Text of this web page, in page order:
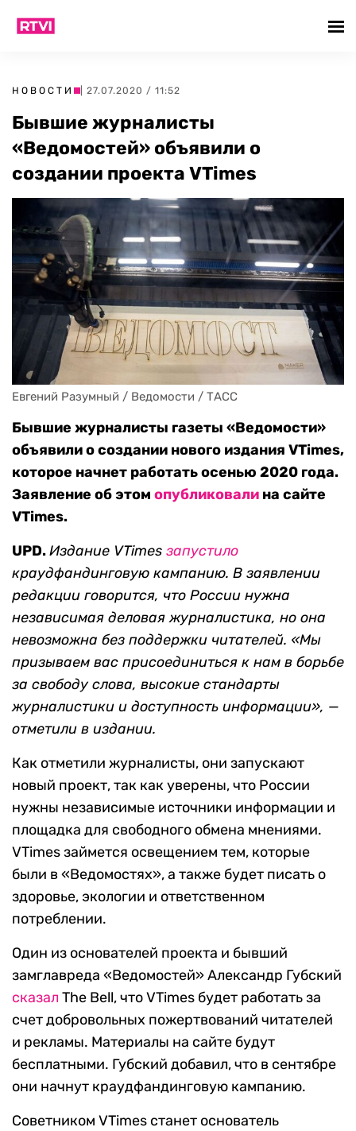
НОВОСТИ | 27.07.2020 / 11:52
Бывшие журналисты
«Ведомостей» объявили о
создании проекта VTimes
Евгений Разумный / Ведомости / ТАСС
Бывшие журналисты газеты «Ведомости»
объявили о создании нового издания VTimes,
которое начнет работать осенью 2020 года.
Заявление об этом опубликовали на сайте
VTimes.
UPD.Издание VTimes запустило
краудфандинговую кампанию. В заявлении
редакции говорится, что России нужна
независимая деловая журналистика, но она
невозможна без поддержки читателей. «Мы
призываем вас присоединиться к нам в борьбе
за свободу слова, высокие стандарты
журналистики и доступность информации», —
отметили в издании.
Как отметили журналисты, они запускают
новый проект, так как уверены, что России
нужны независимые источники информации и
площадка для свободного обмена мнениями.
VTimes займется освещением тем, которые
были в «Ведомостях», а также будет писать о
здоровье, экологии и ответственном
потреблении.
Один из основателей проекта и бывший
замглавреда «Ведомостей» Александр Губский
сказал The Bell, что VTimes будет работать за
счет добровольных пожертвований читателей
и рекламы. Материалы на сайте будут
бесплатными. Губский добавил, что в сентябре
они начнут краудфандинговую кампанию.
Советником VTimes станет основатель